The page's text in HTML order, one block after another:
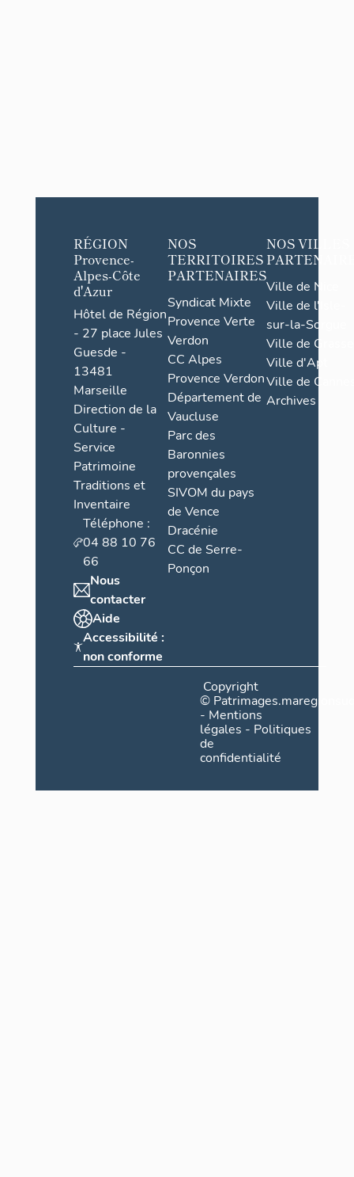
RÉGION
Provence-
Alpes-Côte
d'Azur
Hôtel de Région
- 27 place Jules
Guesde -
13481
Marseille
Direction de la
Culture -
Service
Patrimoine
Traditions et
Inventaire
Téléphone :
04 88 10 76
66
Nous
contacter
Aide
Accessibilité :
non conforme
NOS
TERRITOIRES
PARTENAIRES
Syndicat Mixte
Provence Verte
Verdon
CC Alpes
Provence Verdon
Département de
Vaucluse
Parc des
Baronnies
provençales
SIVOM du pays
de Vence
Dracénie
CC de Serre-
Ponçon
NOS VILLES
Ville de Nice
Ville de l'Isle-
sur-la-Sorgue
Ville de Grasse
Ville d'Apt
Ville de
Archives
Copyright
©
- Mentions
légales - Politiques
de
confidentialité